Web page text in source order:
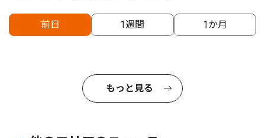
前日 1週間 1か月
もっと見る